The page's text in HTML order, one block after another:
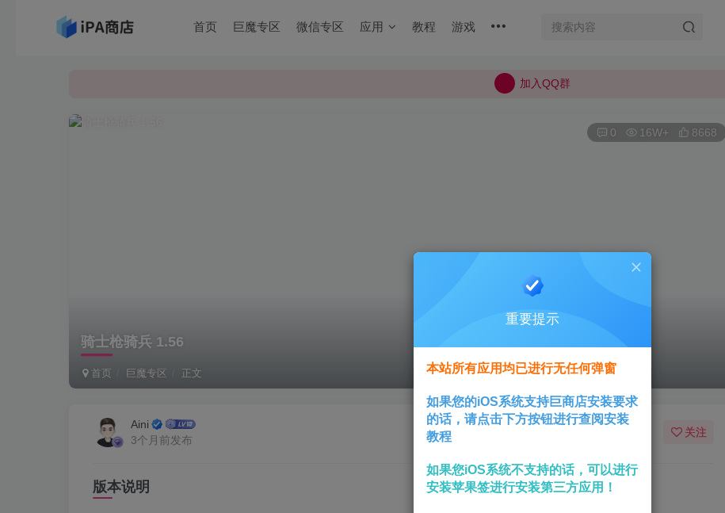
首页 巨魔专区 微信专区 应用 教程 游戏
所有上传的应用 均已通过 严格的安全检测
加入QQ群
骑士枪骑兵 1.56
首页 巨魔专区 正文
0 16W+ 8668
Aini
3个月前发布
关注
版本说明
重要提示
本站所有应用均已进行无任何弹窗
如果您的iOS系统支持巨商店安装要求
的话，请点击下方按钮进行查阅安装
教程
如果您iOS系统不支持的话，可以进行
安装苹果签进行安装第三方应用！